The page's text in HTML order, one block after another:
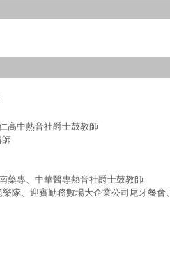
高中熱音社爵士鼓教師
藥專、中華醫專熱音社爵士鼓教師
隊、迎賓勤務數場大企業公司尾牙餐會